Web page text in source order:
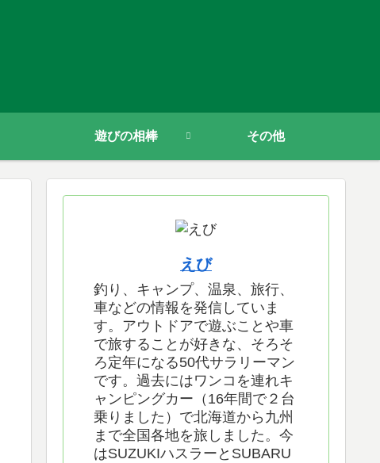
遊びの相棒 その他
えび
釣り、キャンプ、温泉、旅行、
車などの情報を発信していま
す。アウトドアで遊ぶことや車
で旅することが好きな、そろそ
ろ定年になる50代サラリーマン
です。過去にはワンコを連れキ
ャンピングカー（16年間で２台
乗りました）で北海道から九州
まで全国各地を旅しました。今
はSUZUKIハスラーとSUBARU